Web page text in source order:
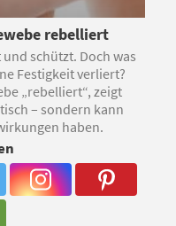
rebelliert
schützt. Doch was
Festigkeit verliert?
„rebelliert“, zeigt
– sondern kann
haben.